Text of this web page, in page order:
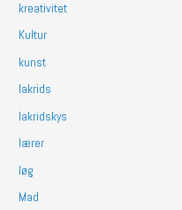
kreativitet
Kultur
kunst
lakrids
lakridskys
lærer
løg
Mad